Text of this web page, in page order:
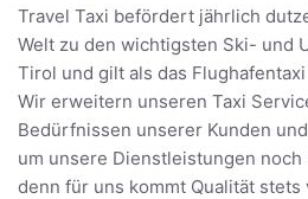
Travel Taxi befördert jährlich
Welt zu den wichtigsten Ski- und
Tirol und gilt als das
Wir erweitern unseren Taxi
Bedürfnissen unserer Kunden
um unsere Dienstleistungen
denn für uns kommt Qualität stets